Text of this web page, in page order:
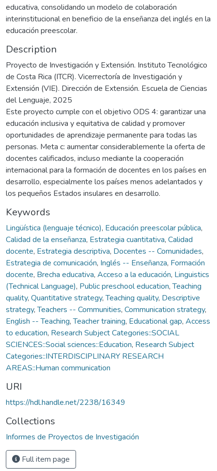
educativa, consolidando un modelo de colaboración
interinstitucional en beneficio de la enseñanza del inglés en la
educación preescolar.
Description
Proyecto de Investigación y Extensión. Instituto Tecnológico
de Costa Rica (ITCR). Vicerrectoría de Investigación y
Extensión (VIE). Dirección de Extensión. Escuela de Ciencias
del Lenguaje, 2025
Este proyecto cumple con el objetivo ODS 4: garantizar una
educación inclusiva y equitativa de calidad y promover
oportunidades de aprendizaje permanente para todas las
personas. Meta c: aumentar considerablemente la oferta de
docentes calificados, incluso mediante la cooperación
internacional para la formación de docentes en los países en
desarrollo, especialmente los países menos adelantados y
los pequeños Estados insulares en desarrollo.
Keywords
Lingüística (lenguaje técnico), Educación preescolar pública,
Calidad de la enseñanza, Estrategia cuantitativa, Calidad
docente, Estrategia descriptiva, Docentes -- Comunidades,
Estrategia de comunicación, Inglés -- Enseñanza, Formación
docente, Brecha educativa, Acceso a la educación, Linguistics
(Technical Language), Public preschool education,Teaching
quality, Quantitative strategy,Teaching quality, Descriptive
strategy,Teachers -- Communities, Communication strategy,
English -- Teaching,Teacher training, Educational gap, Access
to education, Research Subject Categories::SOCIAL
SCIENCES::Social sciences::Education, Research Subject
Categories::INTERDISCIPLINARY RESEARCH
AREAS::Human communication
URI
https://hdl.handle.net/2238/16349
Collections
Informes de Proyectos de Investigación
Full item page